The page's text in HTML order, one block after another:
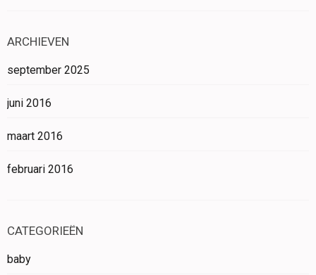
ARCHIEVEN
september 2025
juni 2016
maart 2016
februari 2016
CATEGORIEËN
baby